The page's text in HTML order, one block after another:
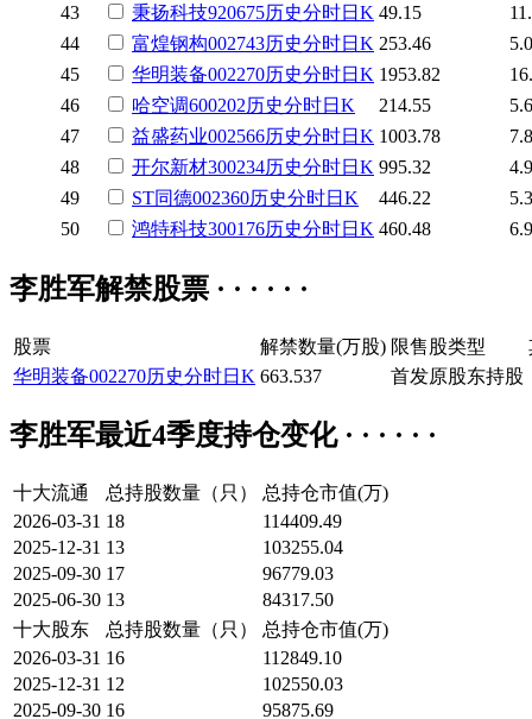
43
秉扬科技920675历史分时日K 49.15
44
富煌钢构002743历史分时日K 253.46
45
华明装备002270历史分时日K 1953.82
46
哈空调600202历史分时日K 214.55
47
益盛药业002566历史分时日K 1003.78
48
开尔新材300234历史分时日K 995.32
49
ST同德002360历史分时日K 446.22
50
鸿特科技300176历史分时日K 460.48
李胜军解禁股票 · · · · · ·
股票 解禁数量(万股) 限售股类型
华明装备002270历史分时日K 663.537 首发原股东持股
李胜军最近4季度持仓变化 · · · · · ·
十大流通 总持股数量（只）
总持仓市值(万)
2026-03-31 18
114409.49
2025-12-31 13
103255.04
2025-09-30 17
96779.03
2025-06-30 13
84317.50
十大股东
总持股数量（只）
总持仓市值(万)
2026-03-31 16
112849.10
2025-12-31 12
102550.03
2025-09-30 16 95875.69